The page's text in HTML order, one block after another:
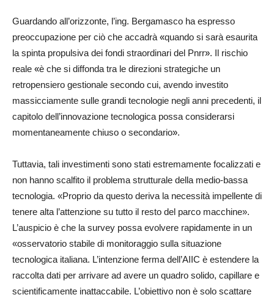
Guardando all’orizzonte, l’ing. Bergamasco ha espresso
preoccupazione per ciò che accadrà «quando si sarà esaurita
la spinta propulsiva dei fondi straordinari del Pnrr». Il rischio
reale «è che si diffonda tra le direzioni strategiche un
retropensiero gestionale secondo cui, avendo investito
massicciamente sulle grandi tecnologie negli anni precedenti, il
capitolo dell’innovazione tecnologica possa considerarsi
momentaneamente chiuso o secondario».
Tuttavia, tali investimenti sono stati estremamente focalizzati e
non hanno scalfito il problema strutturale della medio-bassa
tecnologia. «Proprio da questo deriva la necessità impellente di
tenere alta l’attenzione su tutto il resto del parco macchine».
L’auspicio è che la survey possa evolvere rapidamente in un
«osservatorio stabile di monitoraggio sulla situazione
tecnologica italiana. L’intenzione ferma dell’AIIC è estendere la
raccolta dati per arrivare ad avere un quadro solido, capillare e
scientificamente inattaccabile. L’obiettivo non è solo scattare